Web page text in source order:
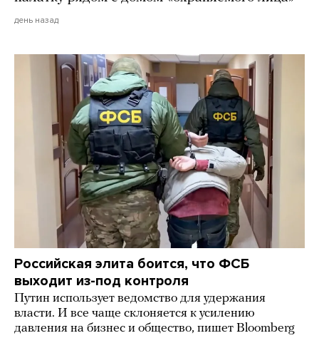
день назад
Российская элита боится, что ФСБ
выходит из-под контроля
Путин использует ведомство для удержания
власти. И все чаще склоняется к усилению
давления на бизнес и общество, пишет Bloomberg